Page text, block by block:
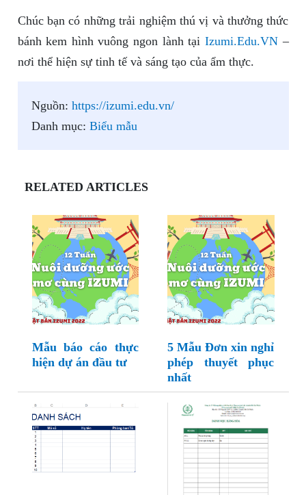
Chúc bạn có những trải nghiệm thú vị và thưởng thức
bánh kem hình vuông ngon lành tại Izumi.Edu.VN–
nơi thể hiện sự tinh tế và sáng tạo của ẩm thực.
Nguồn: https://izumi.edu.vn/
Danh mục: Biểu mẫu
RELATED ARTICLES
Mẫu báo cáo thực
hiện dự án đầu tư
5 Mẫu Đơn xin nghỉ
phép thuyết phục
nhất